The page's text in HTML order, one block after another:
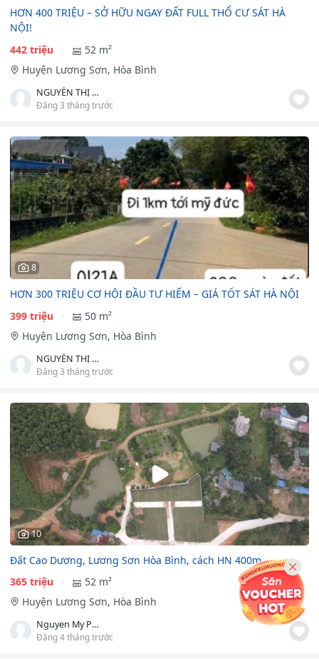
HƠN 400 TRIỆU – SỞ HỮU NGAY ĐẤT FULL THỔ CƯ SÁT HÀ
NỘI!
442 triệu
52 m²
Huyện Lương Sơn, Hòa Bình
NGUYỄN THỊ HỒNG HÀ
Đăng 3 tháng trước
8
HƠN 300 TRIỆU CƠ HỘI ĐẦU TƯ HIẾM – GIÁ TỐT SÁT HÀ NỘI
399 triệu
50 m²
Huyện Lương Sơn, Hòa Bình
NGUYỄN THỊ HỒNG HÀ
Đăng 3 tháng trước
10
Đất Cao Dương, Lương Sơn Hòa Bình, cách HN 400m
365 triệu
52 m²
Huyện Lương Sơn, Hòa Bình
Nguyen My Phuong Linh
Đăng 4 tháng trước